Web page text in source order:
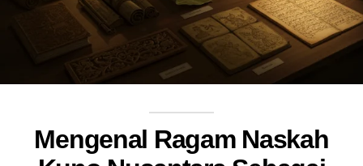
Mengenal Ragam Naskah